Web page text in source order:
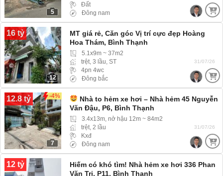
5
Đất
Đông nam
16 tỷ
12
MT giá rẻ, Căn góc Vị trí cực đẹp Hoàng
Hoa Thám, Bình Thạnh
5.1x9m ~ 37m2
trệt, 3 lầu, ST
4pn 4wc
Đông bắc
31/07/26
12.8 tỷ -4%
7
Nhà to hẻm xe hơi – Nhà hẻm 45 Nguyễn
Văn Đậu, P6, Bình Thạnh
3.4x13m, nở hậu 12m ~ 84m2
trệt, 2 lầu
Kxđ
Đông nam
31/07/26
12 tỷ
Hiếm có khó tìm! Nhà hẻm xe hơi 336 Phan
Văn Trị, P11, Bình Thạnh